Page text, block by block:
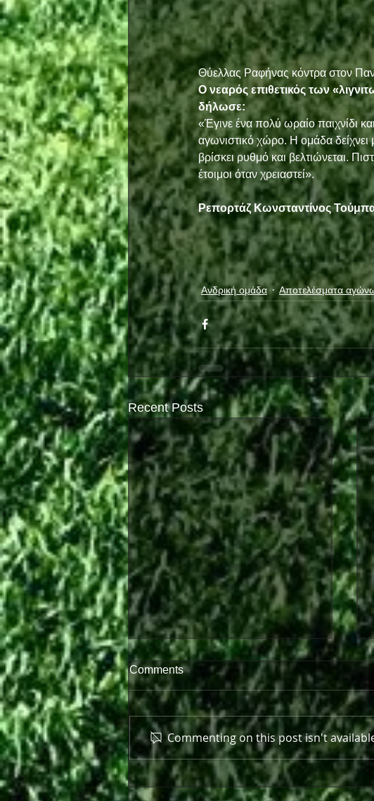
Θύελλας Ραφήνας κόντρα στον
Ο νεαρός επιθετικός των
δήλωσε:
«Έγινε ένα πολύ ωραίο παιχνίδι
αγωνιστικό χώρο. Η ομάδα
βρίσκει ρυθμό και βελτιώνεται.
έτοιμοι όταν χρειαστεί».
Ρεπορτάζ Κωνσταντίνος
Ανδρική ομάδα Αποτελέσματα
Recent Posts
Πρώτη παράσταση μπροστά
στον κόσμο της!
Comments
Commenting on this post isn't